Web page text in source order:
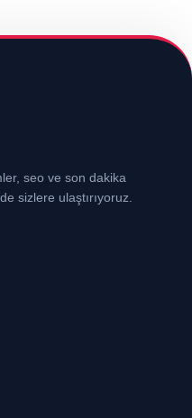
seo ve son dakika
sizlere ulaştırıyoruz.